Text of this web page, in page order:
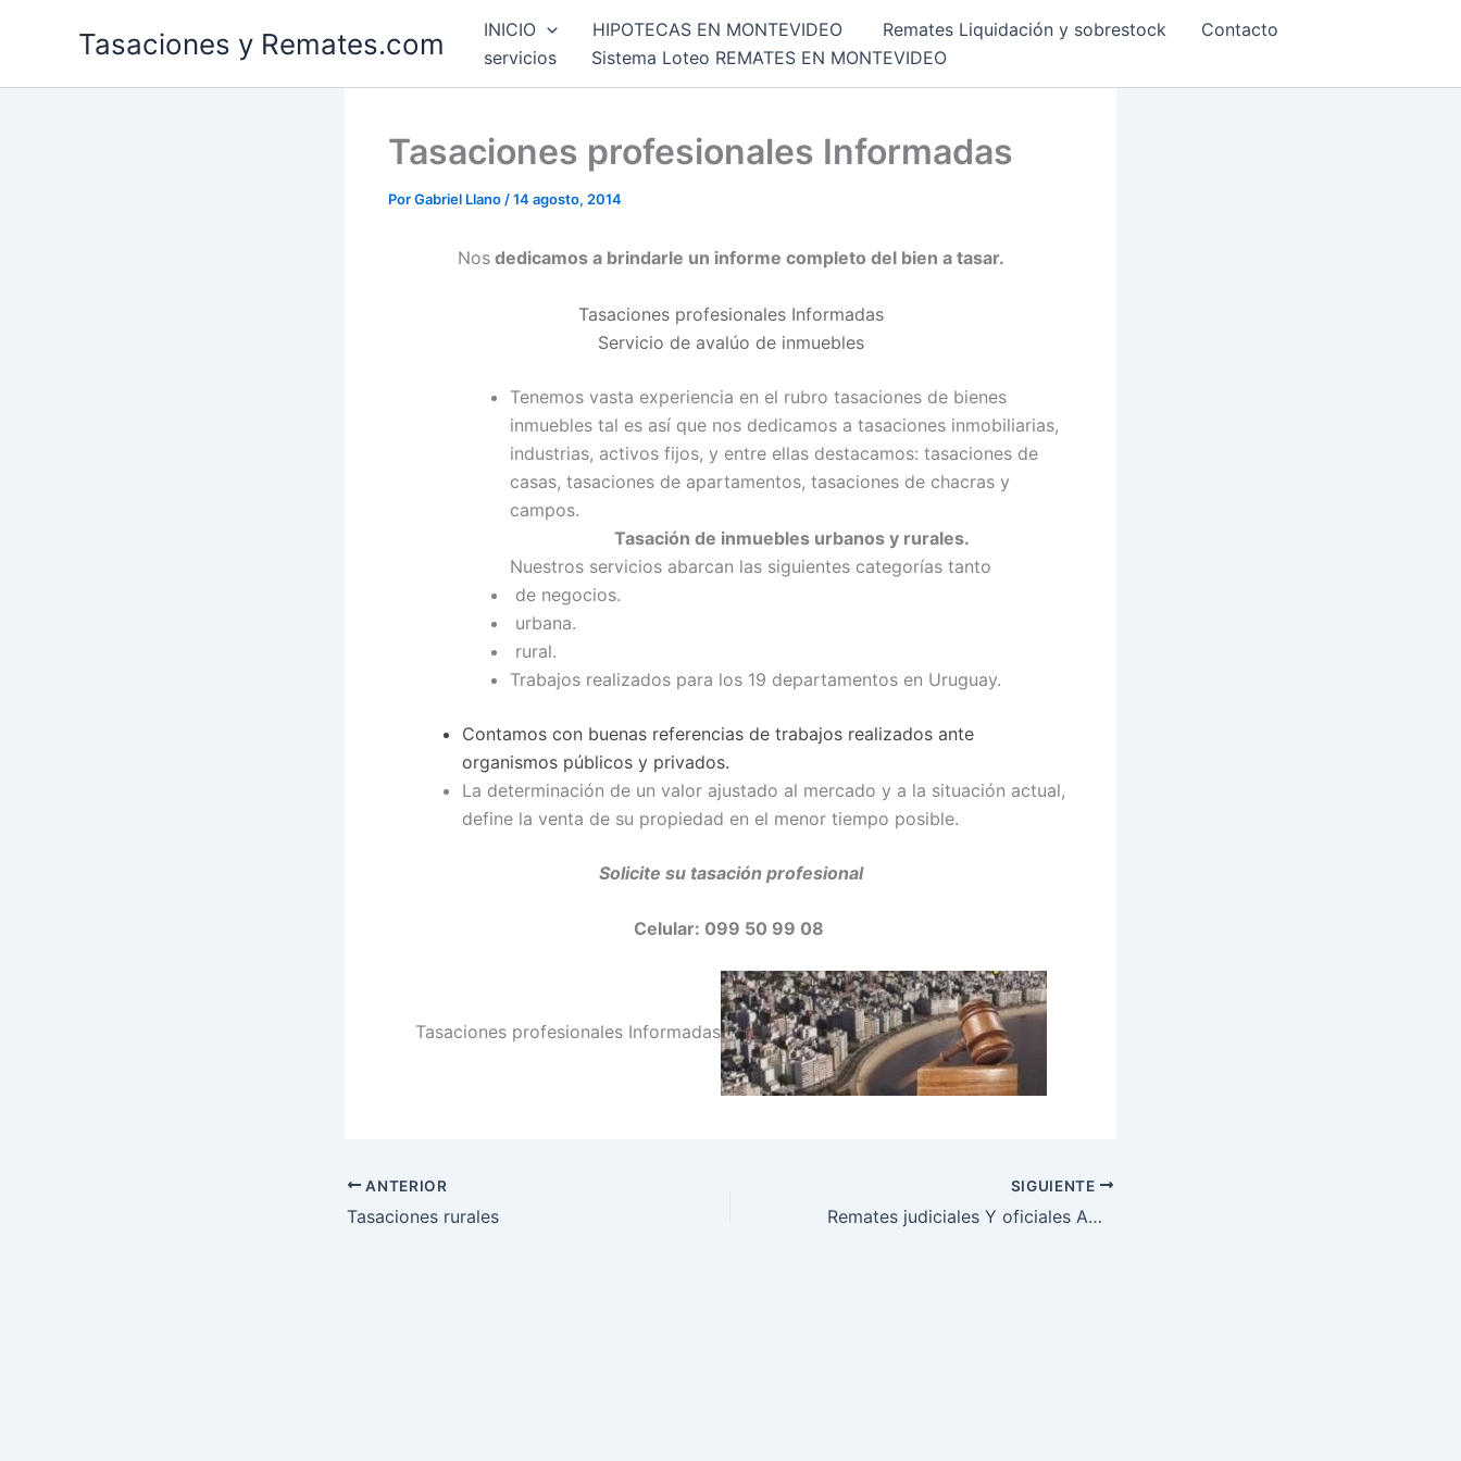
Tasaciones y Remates.com INICIO HIPOTECAS EN MONTEVIDEO Remates Liquidación y sobrestock
Contacto
servicios
Sistema Loteo REMATES EN MONTEVIDEO
Tasaciones profesionales Informadas
PorGabriel Llano /14 agosto, 2014
Nosdedicamos a brindarle un informe completo del bien a tasar.
Tasaciones profesionales Informadas
Servicio de avalúo de inmuebles
Tenemos vasta experiencia en el rubro tasaciones de bienes
inmuebles tal es así que nos dedicamos a tasaciones inmobiliarias,
industrias, activos fijos, y entre ellas destacamos: tasaciones de
casas, tasaciones de apartamentos, tasaciones de chacras y
campos.
Tasación de inmuebles urbanos y rurales.
Nuestros servicios abarcan las siguientes categorías tanto
de negocios.
urbana.
rural.
Trabajos realizados para los 19 departamentos en Uruguay.
Contamos con buenas referencias de trabajos realizados ante
organismos públicos y privados.
La determinación de un valor ajustado al mercado y a la situación actual,
define la venta de su propiedad en el menor tiempo posible.
Solicite su tasación profesional
Celular: 099 50 99 08
Tasaciones profesionales Informadas
ANTERIOR
Tasaciones rurales
SIGUIENTE
Remates judiciales Y oficiales ANRTCI